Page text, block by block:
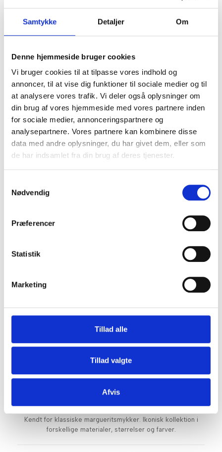
Samtykke Detaljer Om
Denne hjemmeside bruger cookies
Vi bruger cookies til at tilpasse vores indhold og
annoncer, til at vise dig funktioner til sociale medier og til
at analysere vores trafik. Vi deler også oplysninger om
din brug af vores hjemmeside med vores partnere inden
for sociale medier, annonceringspartnere og
analysepartnere. Vores partnere kan kombinere disse
data med andre oplysninger, du har givet dem, eller som
de har indsamlet fra din brug af deres tjenester.
Nødvendig
Præferencer
Statistik
Marketing
Tillad alle
Tillad valgte
Afvis
Mads Z
Over 30 års erfaring som dansk smykkedesigner. Tidløse
designs med nytænkende elementer og ædle materialer.
Danmarks ældste smykke- og sølvhus grundlagt i 1853.
Håndlavede smykker i 14 karat guld og sølv med fokus på
Scrouples Jewellery
diamantsmykker inspireret af nordisk minimalisme.
Lund Copenhagen
Kendt for klassiske margueritsmykker. Ikonisk kollektion i
forskellige materialer, størrelser og farver.